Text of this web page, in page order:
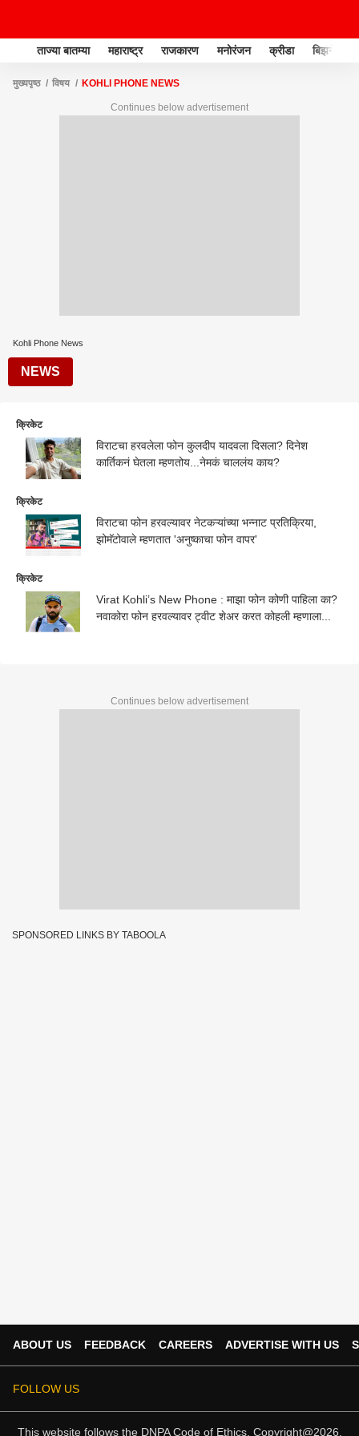
ताज्या बातम्या महाराष्ट्र राजकारण मनोरंजन क्रीडा बिझनेस
मुख्यपृष्ठ विषय KOHLI PHONE NEWS
Continues below advertisement
Kohli Phone News
NEWS
क्रिकेट
विराटचा हरवलेला फोन कुलदीप यादवला दिसला? दिनेश
कार्तिकनं घेतला म्हणतोय...नेमकं चाललंय काय?
क्रिकेट
विराटचा फोन हरवल्यावर नेटकऱ्यांच्या भन्नाट प्रतिक्रिया,
झोमॅटोवाले म्हणतात 'अनुष्काचा फोन वापर'
क्रिकेट
Virat Kohli’s New Phone : माझा फोन कोणी पाहिला का?
नवाकोरा फोन हरवल्यावर ट्वीट शेअर करत कोहली म्हणाला...
Continues below advertisement
SPONSORED LINKS BY TABOOLA
ABOUT US FEEDBACK CAREERS ADVERTISE WITH US
FOLLOW US
This website follows the DNPA Code of Ethics. Copyright@2026.